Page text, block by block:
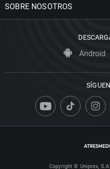
SOBRE NOSOTROS
Android
Copyright © Uniprex,